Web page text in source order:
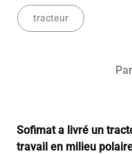
tracteur
Sofimat a livré un
travail en milieu